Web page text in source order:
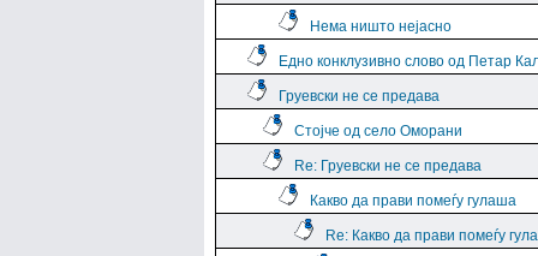
Нема ништо нејасно
Едно конклузивно слово од Петар
Груевски не се предава
Стојче од село Оморани
Re: Груевски не се предава
Какво да прави помеѓу гулаша
Re: Какво да прави помеѓу